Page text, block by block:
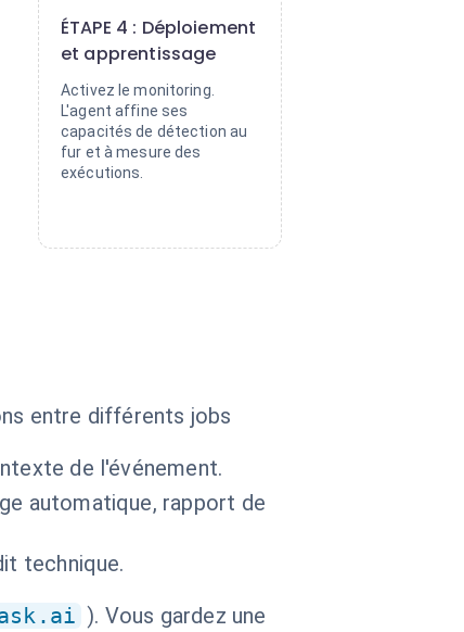
ÉTAPE 4 : Déploiement
et apprentissage
Activez le monitoring.
L'agent affine ses
capacités de détection au
fur et à mesure des
exécutions.
entre différents jobs
de l'événement.
automatique, rapport de
technique.
). Vous gardez une